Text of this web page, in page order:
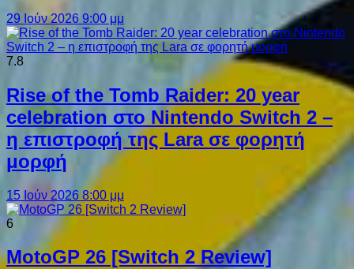
29 Ιούν 2026 9:00 μμ
7.8
Rise of the Tomb Raider: 20 year
celebration στο Nintendo Switch 2 –
η επιστροφή της Lara σε φορητή
μορφή
15 Ιούν 2026 8:00 μμ
6
MotoGP 26 [Switch 2 Review]